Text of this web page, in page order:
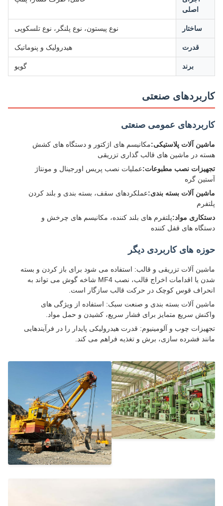
ساختار نوع پیستون، نوع پلنگر، نوع تلسکوپی
قدرت هیدرولیک و پنوماتیک
صنعتی
عمومی صنعتی
آلات پلاستیکی:مکانیسم های اژکتور و دستگاه های کشش
در ماشین های قالب گذاری تزریقی
نصب مطبوعات:عملیات نصب پریس اورجینال و مونتاژ
گره
آلات بسته بندی: عملکردهای سقف، بسته بندی و بلند کردن
مواد: پلتفرم های بلند کننده، مکانیسم های چرخش و
های قفل کننده
های کاربردی دیگر
آلات تزریقی و قالب: استفاده می شود برای باز کردن و بسته
شدن یا اقدامات اخراج قالب، نصب MF4 شاخه گوش می تواند به
قوس کوچک در حرکت قالب سازگار است.
آلات بسته بندی و صنعت سبک: استفاده از ویژگی های
سریع متمایز برای فشار سریع، کشیدن و حمل مواد.
چوب و آلومینیوم: قدرت هیدرولیکی پایدار را در فرآیندهایی
فشرده سازی، برش و تغذیه فراهم می کند.